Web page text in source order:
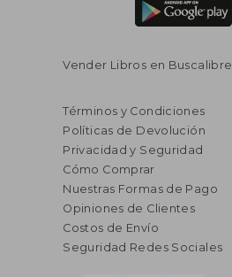
Vender Libros en Buscalibre
Términos y Condiciones
Políticas de Devolución
Privacidad y Seguridad
Cómo Comprar
Nuestras Formas de Pago
Opiniones de Clientes
Costos de Envío
Seguridad Redes Sociales